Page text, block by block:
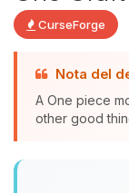
CurseForge
Nota del
A One piece
other good